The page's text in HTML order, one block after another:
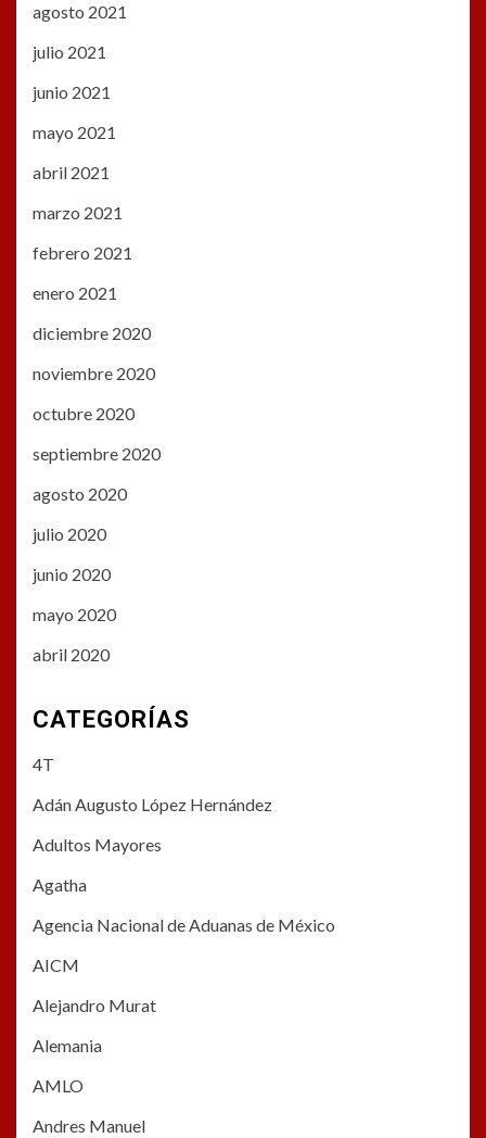
agosto 2021
julio 2021
junio 2021
mayo 2021
abril 2021
marzo 2021
febrero 2021
enero 2021
diciembre 2020
noviembre 2020
octubre 2020
septiembre 2020
agosto 2020
julio 2020
junio 2020
mayo 2020
abril 2020
CATEGORÍAS
4T
Adán Augusto López Hernández
Adultos Mayores
Agatha
Agencia Nacional de Aduanas de México
AICM
Alejandro Murat
Alemania
AMLO
Andres Manuel